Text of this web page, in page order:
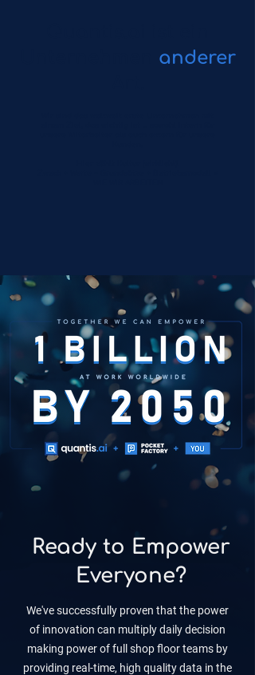
anderer
Ready to Empower
Everyone?
We've successfully proven that the power
of innovation can multiply daily decision
making power of full shop floor teams by
providing real-time, high quality data in the